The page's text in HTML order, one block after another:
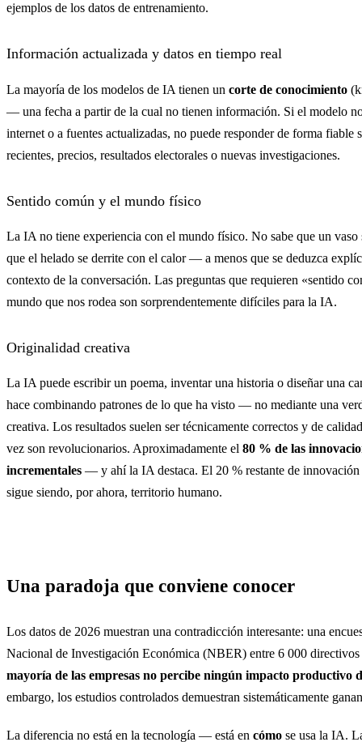
ejemplos de los datos de entrenamiento.
Información actualizada y datos en tiempo real
La mayoría de los modelos de IA tienen un corte de conocimiento
— una fecha a partir de la cual no tienen información. Si el modelo
internet o a fuentes actualizadas, no puede responder de forma fiable
recientes, precios, resultados electorales o nuevas investigaciones.
Sentido común y el mundo físico
La IA no tiene experiencia con el mundo físico. No sabe que un vaso
que el helado se derrite con el calor — a menos que se deduzca
contexto de la conversación. Las preguntas que requieren «sentido
mundo que nos rodea son sorprendentemente difíciles para la IA.
Originalidad creativa
La IA puede escribir un poema, inventar una historia o diseñar una
hace combinando patrones de lo que ha visto — no mediante una
creativa. Los resultados suelen ser técnicamente correctos y de
vez son revolucionarios. Aproximadamente el 80 % de las
incrementales — y ahí la IA destaca. El 20 % restante de
sigue siendo, por ahora, territorio humano.
Una paradoja que conviene conocer
Los datos de 2026 muestran una contradicción interesante: una
Nacional de Investigación Económica (NBER) entre 6 000
mayoría de las empresas no percibe ningún impacto productivo
embargo, los estudios controlados demuestran sistemáticamente
La diferencia no está en la tecnología — está en cómo se usa la IA.